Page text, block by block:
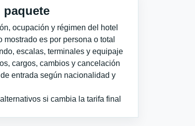
paquete
ocupación y régimen del hotel
mostrado es por persona o total
escalas, terminales y equipaje
cargos, cambios y cancelación
entrada según nacionalidad y
si cambia la tarifa final